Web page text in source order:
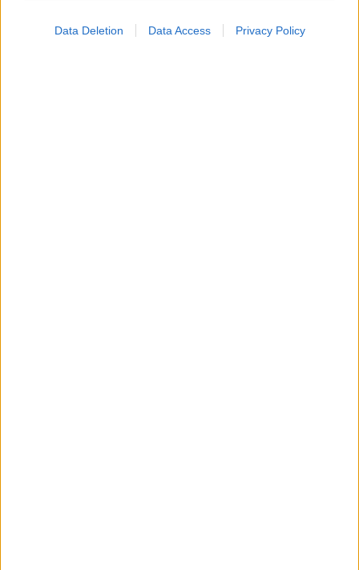
Data Deletion Data Access Privacy Policy
Táplálkozás